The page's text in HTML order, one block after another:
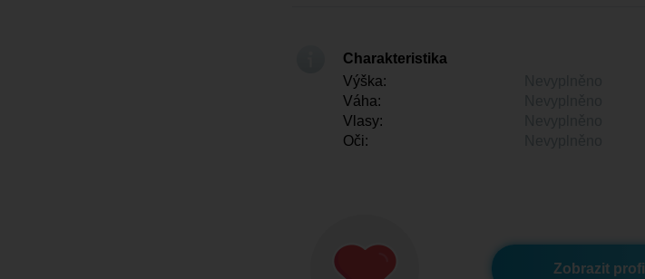
Charakteristika
Výška:
Váha:
Vlasy:
Oči:
Zobrazit profil